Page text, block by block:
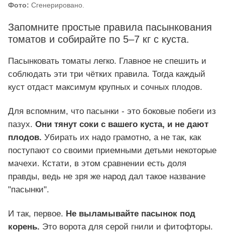
Фото: Сгенерировано.
Запомните простые правила пасынкования
томатов и собирайте по 5–7 кг с куста.
Пасынковать томаты легко. Главное не спешить и
соблюдать эти три чётких правила. Тогда каждый
куст отдаст максимум крупных и сочных плодов.
Для вспомним, что пасынки - это боковые побеги из
пазух. Они тянут соки с вашего куста, и не дают
плодов. Убирать их надо грамотно, а не так, как
поступают со своими приемными детьми некоторые
мачехи. Кстати, в этом сравнении есть доля
правды, ведь не зря же народ дал такое название
"пасынки".
И так, первое. Не выламывайте пасынок под
корень. Это ворота для серой гнили и фитофторы.